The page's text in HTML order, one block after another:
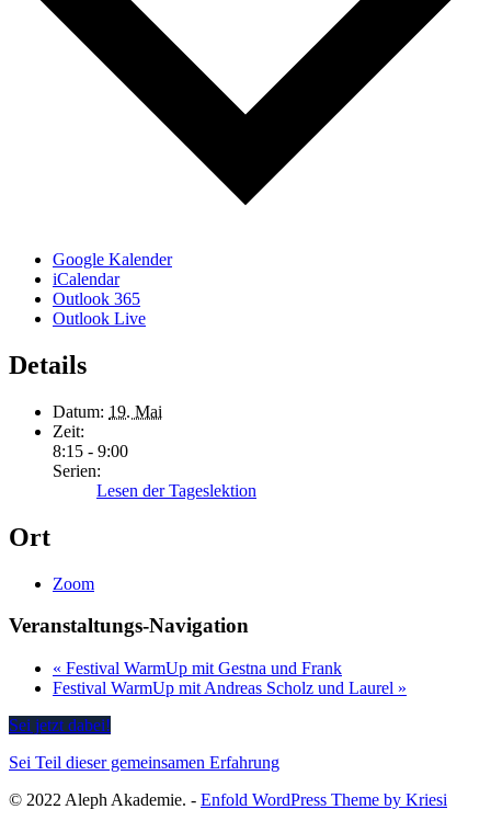
Google Kalender
iCalendar
Outlook 365
Outlook Live
Details
Datum: 19. Mai
Zeit:
8:15 - 9:00
Serien:
Lesen der Tageslektion
Ort
Zoom
Veranstaltungs-Navigation
« Festival WarmUp mit Gestna und Frank
Festival WarmUp mit Andreas Scholz und Laurel »
Sei jetzt dabei!
Sei Teil dieser gemeinsamen Erfahrung
© 2022 Aleph Akademie. - Enfold WordPress Theme by Kriesi